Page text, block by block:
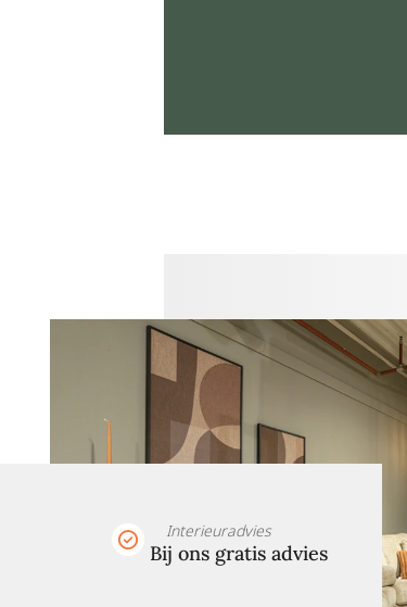
Interieuradvies
Bij ons gratis advies